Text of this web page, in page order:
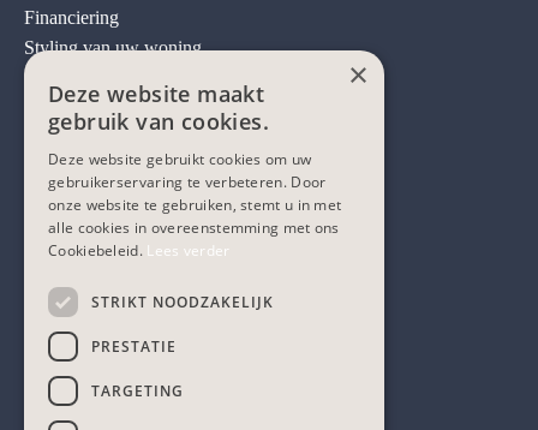
Financiering
Styling van uw woning
Zoekopdracht
Services
Ons aanbod
Onze diensten
Over ons
Onze klanten
Het Heuvelland
Contact
Sitemap
×
Deze website maakt
gebruik van cookies.
Deze website gebruikt cookies om uw
gebruikerservaring te verbeteren. Door
onze website te gebruiken, stemt u in met
alle cookies in overeenstemming met ons
Cookiebeleid. Lees verder
STRIKT NOODZAKELIJK
PRESTATIE
TARGETING